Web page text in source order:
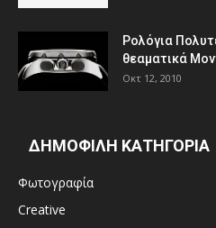
Ρολόγια
θεαματικά
Οκτ 12, 2010
ΔΗΜΟΦΙΛΗ ΚΑΤΗΓΟΡΙΑ
Φωτογραφία
Creative